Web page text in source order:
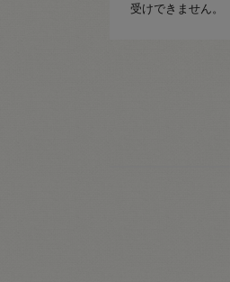
受けできません。